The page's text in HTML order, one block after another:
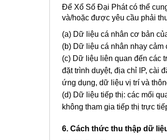
Để Xổ Số Đại Phát có thể
và/hoặc được yêu cầu phải
(a) Dữ liệu cá nhân cơ bản
(b) Dữ liệu cá nhân nhạy
(c) Dữ liệu liên quan đến các
đặt trình duyệt, địa chỉ IP, cài
ứng dụng, dữ liệu vị trí và
(d) Dữ liệu tiếp thị: các mối
không tham gia tiếp thị trực
6. Cách thức thu thập dữ